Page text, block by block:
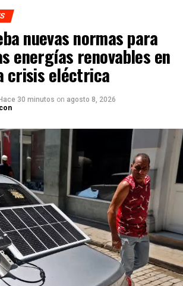
nuevas normas para
energías renovables en
crisis eléctrica
Hace 30 minutos on agosto 8, 2026